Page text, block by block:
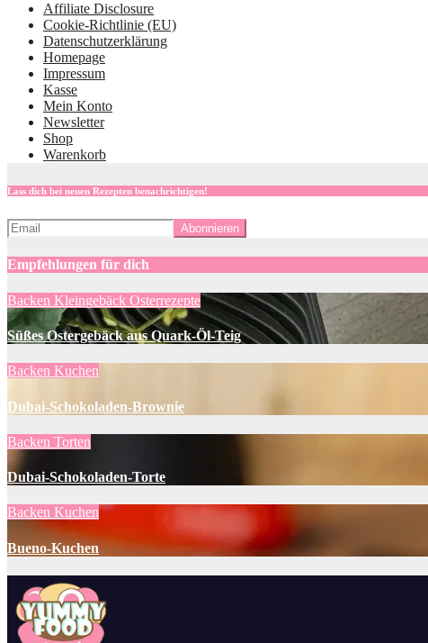
Affiliate Disclosure
Cookie-Richtlinie (EU)
Datenschutzerklärung
Homepage
Impressum
Kasse
Mein Konto
Newsletter
Shop
Warenkorb
Lass dich bei neuen Rezepten benachrichtigen!
Empfehlungen für dich
Backen Kleingebäck Osterrezepte
Süßes Ostergebäck aus Quark-Öl-Teig
Backen Kuchen
Dubai-Schokoladen-Brownie
Backen Torten
Dubai-Schokoladen-Torte
Backen Kuchen
Bueno-Kuchen